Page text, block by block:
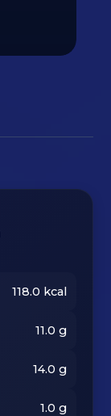
118.0 kcal
11.0 g
14.0 g
1.0 g